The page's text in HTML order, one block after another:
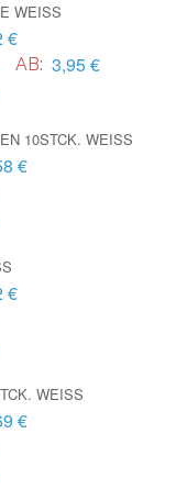
WEISS
€
AB: 3,95 €
10STCK. WEISS
€
€
WEISS
€